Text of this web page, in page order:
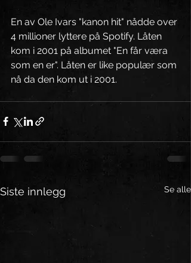
En av Ole Ivars "kanon hit" nådde over
4 millioner lyttere på Spotify. Låten
kom i 2001 på albumet "En får væra
som en er". Låten er like populær som
nå da den kom ut i 2001.
Siste innlegg Se alle